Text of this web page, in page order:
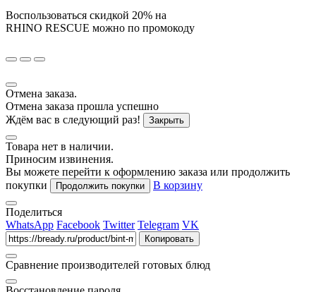
Воспользоваться скидкой 20% на
RHINO RESCUE можно по промокоду
Отмена заказа.
Отмена заказа прошла успешно
Ждём вас в следующий раз!
Закрыть
Товара нет в наличии.
Приносим извинения.
Вы можете перейти к оформлению заказа или продолжить
покупки
Продолжить покупки В корзину
Поделиться
WhatsApp Facebook Twitter Telegram VK
Копировать
Сравнение производителей готовых блюд